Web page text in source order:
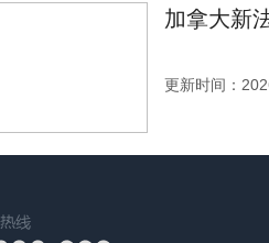
加拿大新
更新时间：